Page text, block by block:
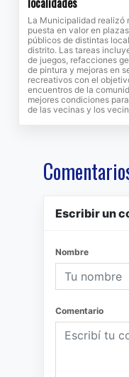
La Municipalidad realizó
puesta en valor en
públicos de distintas
distrito. Las tareas
de juegos, refacciones
de pintura y mejoras en
recreativos con el
encuentros de la
mejores condiciones
de las vecinas y los
Escribir un
Nombre
Comentario